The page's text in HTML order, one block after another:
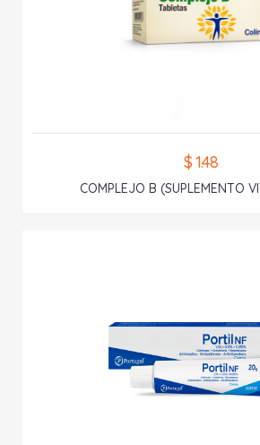
$ 1.48
COMPLEJO B (SUPLEMENTO